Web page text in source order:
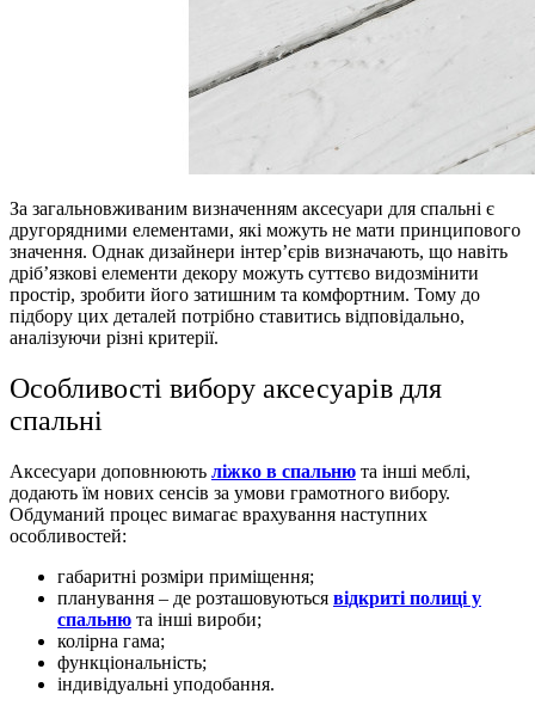
За загальновживаним визначенням аксесуари для спальні є
другорядними елементами, які можуть не мати принципового
значення. Однак дизайнери інтер’єрів визначають, що навіть
дріб’язкові елементи декору можуть суттєво видозмінити
простір, зробити його затишним та комфортним. Тому до
підбору цих деталей потрібно ставитись відповідально,
аналізуючи різні критерії.
Особливості вибору аксесуарів для
спальні
Аксесуари доповнюють ліжко в спальню та інші меблі,
додають їм нових сенсів за умови грамотного вибору.
Обдуманий процес вимагає врахування наступних
особливостей:
габаритні розміри приміщення;
планування – де розташовуються відкриті полиці у
спальню та інші вироби;
колірна гама;
функціональність;
індивідуальні уподобання.